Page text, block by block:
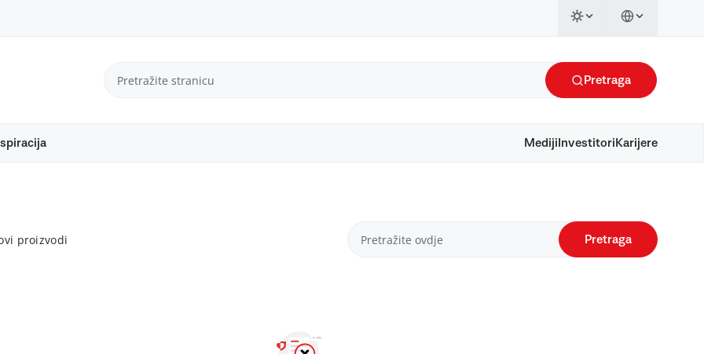
Pretraga
Mediji Investitori Karijere
proizvodi Pretraga